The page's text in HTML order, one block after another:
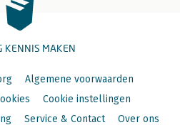
KENNIS MAKEN
Algemene voorwaarden
Cookie instellingen
Service & Contact Over ons